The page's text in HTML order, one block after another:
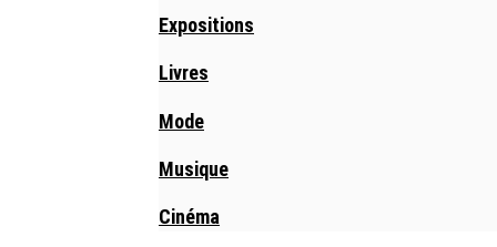
Expositions
Livres
Mode
Musique
Cinéma